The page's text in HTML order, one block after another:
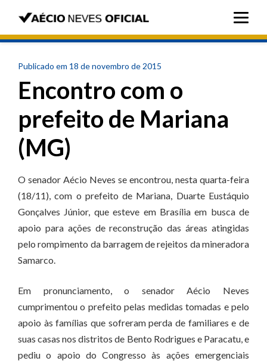
Publicado em 18 de novembro de 2015
Encontro com o
prefeito de Mariana
(MG)
O senador Aécio Neves se encontrou, nesta quarta-feira
(18/11), com o prefeito de Mariana, Duarte Eustáquio
Gonçalves Júnior, que esteve em Brasília em busca de
apoio para ações de reconstrução das áreas atingidas
pelo rompimento da barragem de rejeitos da mineradora
Samarco.
Em pronunciamento, o senador Aécio Neves
cumprimentou o prefeito pelas medidas tomadas e pelo
apoio às famílias que sofreram perda de familiares e de
suas casas nos distritos de Bento Rodrigues e Paracatu, e
pediu o apoio do Congresso às ações emergenciais